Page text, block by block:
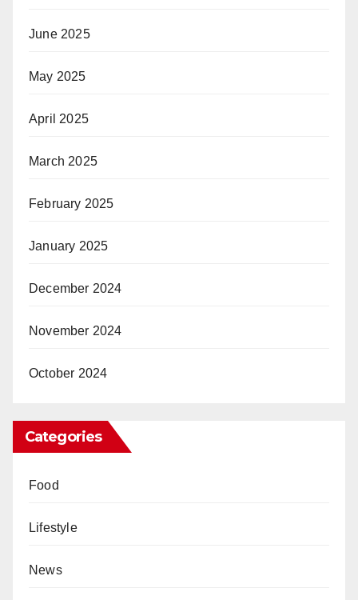
June 2025
May 2025
April 2025
March 2025
February 2025
January 2025
December 2024
November 2024
October 2024
Categories
Food
Lifestyle
News